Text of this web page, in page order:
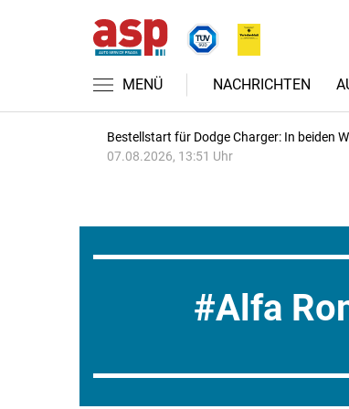
MENÜ NACHRICHTEN
Bestellstart für Dodge Charger: In beiden
07.08.2026, 13:51 Uhr
Alfa